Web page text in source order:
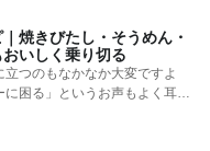
焼きびたし・そうめん・
いしく乗り切る
つのもなかなか大変ですよ
困る」というお声もよく耳に